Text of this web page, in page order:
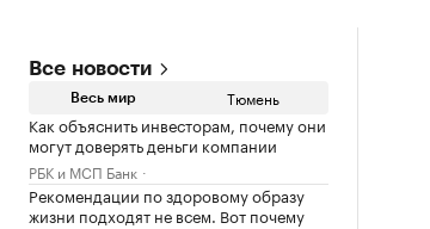
Все новости
Весь мир Тюмень
Как объяснить инвесторам, почему они
могут доверять деньги компании
РБК и МСП Банк
Рекомендации по здоровому образу
жизни подходят не всем. Вот почему